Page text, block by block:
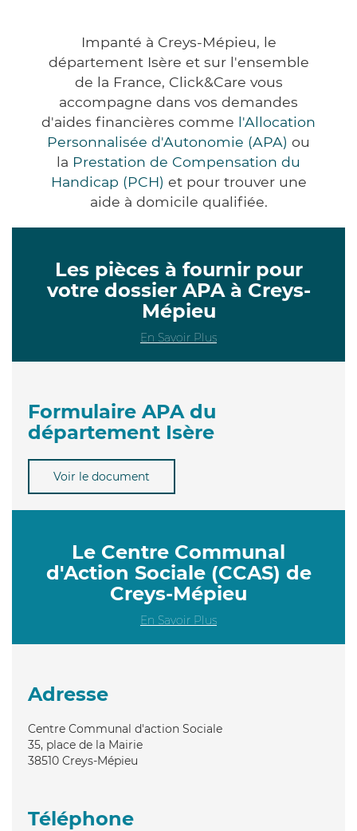
Impanté à Creys-Mépieu, le
département Isère et sur l'ensemble
de la France, Click&Care vous
accompagne dans vos demandes
d'aides financières comme l'Allocation
Personnalisée d'Autonomie (APA) ou
la Prestation de Compensation du
Handicap (PCH) et pour trouver une
aide à domicile qualifiée.
Les pièces à fournir pour
votre dossier APA à Creys-
Mépieu
En Savoir Plus
Formulaire APA du
département Isère
Voir le document
Le Centre Communal
d'Action Sociale (CCAS) de
Creys-Mépieu
En Savoir Plus
Adresse
Centre Communal d'action Sociale
35, place de la Mairie
38510 Creys-Mépieu
Téléphone